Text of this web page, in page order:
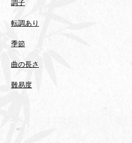
調子
転調あり
季節
曲の長さ
難易度